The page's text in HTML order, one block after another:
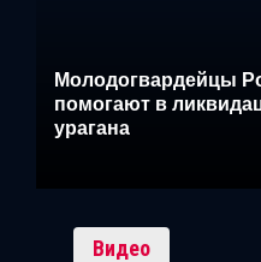
Молодогвардейцы
помогают в
урагана
Видео